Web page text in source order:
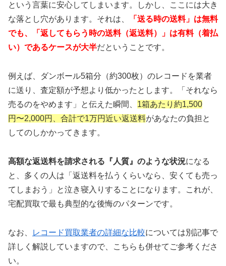
🏪 渋谷駅徒歩 5分
・専用駐車場完備
🌍 グローバルセラーアワード受賞の
世界基準
📦 梱包キット 完全無料 ・キャンセル返送料も0
スピード査定 で数日以内振込み可能
累計1,700万枚の買取実績を誇る日本最大級のレコ
ード専門店。独自の商品データベースで適正価格を
実現し、宅配・出張・店頭すべて対応。
という言葉に安心してしまいます。しかし、ここには大き
な落とし穴があります。それは、
「送る時の送料」は無料
でも、「返してもらう時の送料（返送料）」は有料（着払
い）であるケースが大半だということです。
例えば、ダンボール5箱分（約300枚）のレコードを業者
に送り、査定額が予想より低かったとします。「それなら
売るのをやめます」と伝えた瞬間、 1箱あたり約1,500
円〜2,000円、合計で1万円近い返送料があなたの負担と
してのしかかってきます。
高額な返送料を請求される『人質』のような状況になる
と、多くの人は「返送料を払うくらいなら、安くても売っ
てしまおう」と泣き寝入りすることになります。これが、
宅配買取で最も典型的な後悔のパターンです。
なお、 レコード買取業者の詳細な比較については別記事で
詳しく解説していますので、こちらも併せてご参考くださ
い。